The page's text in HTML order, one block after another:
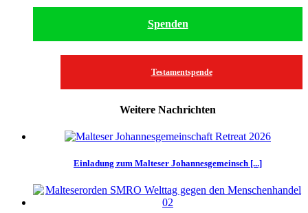
Spenden
Testamentspende
Weitere Nachrichten
Einladung zum Malteser Johannesgemeinsch [...]